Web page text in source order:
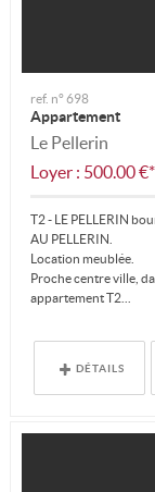
ref. n° 698
Appartement
Le Pellerin
Loyer : 500.00
T2 - LE PELLERIN
AU PELLERIN.
Location meublée.
Proche centre ville,
appartement T2...
DÉTAILS